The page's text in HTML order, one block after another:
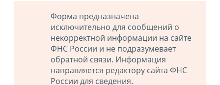
Форма предназначена
исключительно для сообщений о
некорректной информации на сайте
ФНС России и не подразумевает
обратной связи. Информация
направляется редактору сайта ФНС
России для сведения.